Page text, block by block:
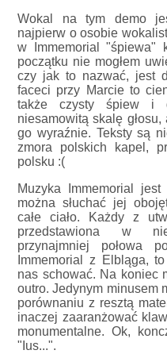
Wokal na tym demo
najpierw o osobie
w Immemorial
początku nie mogłem
czy jak to nazwać, jest
faceci przy Marcie to
także czysty śpiew i
niesamowitą skalę
go wyraźnie. Teksty są
zmora polskich kapel,
polsku :(
Muzyka Immemorial
można słuchać jej
całe ciało. Każdy z
przedstawiona w
przynajmniej połowa
Immemorial z Elbląga,
nas schować. Na koniec
outro. Jedynym minusem
porównaniu z resztą
inaczej zaaranżować
monumentalne. Ok,
"Ius...".